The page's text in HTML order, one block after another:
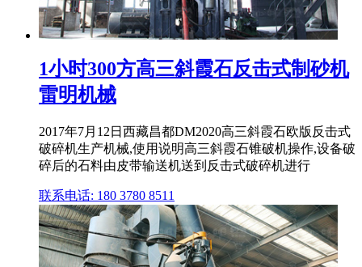
1小时300方高三斜霞石反击式制砂机
雷明机械
2017年7月12日西藏昌都DM2020高三斜霞石欧版反击式
破碎机生产机械,使用说明高三斜霞石锥破机操作,设备破
碎后的石料由皮带输送机送到反击式破碎机进行
联系电话: 180 3780 8511